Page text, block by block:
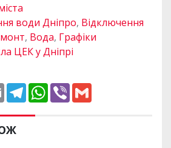
води Дніпро, Відключення
, Вода, Графіки
ЦЕК у Дніпрі
E
m
i
l
T
e
e
W
h
V